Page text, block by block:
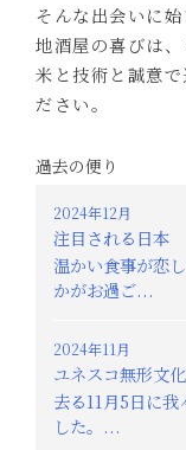
そんな出会いに始
地酒屋の喜びは、
米と技術と誠意
ださい。
過去の便り
2024年12月
注目される日本
温かい食事が恋
かがお過ご...
2024年11月
ユネスコ無形文
去る11月5日に
した。...